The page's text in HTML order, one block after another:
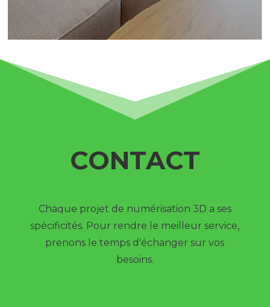
CONTACT
Chaque projet de numérisation 3D a ses
spécificités. Pour rendre le meilleur service,
prenons le temps d'échanger sur vos
besoins.